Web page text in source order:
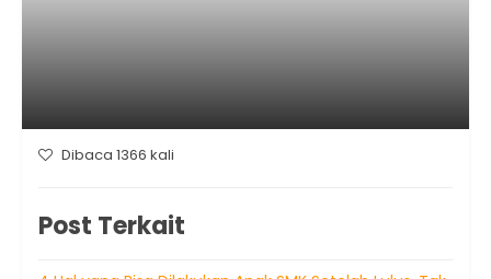
Dibaca 1366 kali
Post Terkait